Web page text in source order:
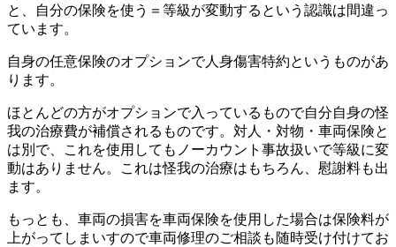
と、自分の保険を使う＝等級が変動するという認識は間違っ
ています。
自身の任意保険のオプションで人身傷害特約というものがあ
ります。
ほとんどの方がオプションで入っているもので自分自身の怪
我の治療費が補償されるものです。対人・対物・車両保険と
は別で、これを使用してもノーカウント事故扱いで等級に変
動はありません。これは怪我の治療はもちろん、慰謝料も出
ます。
もっとも、車両の損害を車両保険を使用した場合は保険料が
上がってしまいすので車両修理のご相談も随時受け付けてお